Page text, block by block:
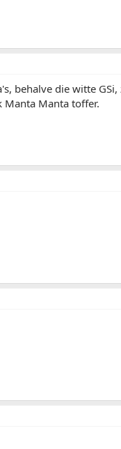
behalve die witte
Manta toffer.